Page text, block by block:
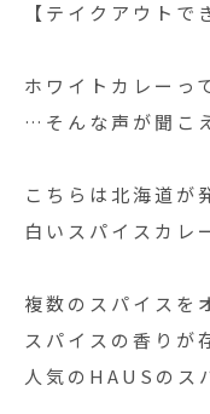
【テイクアウトで
ホワイトカレーっ
…そんな声が聞こ
こちらは北海道が
白いスパイスカレ
複数のスパイスを
スパイスの香りが
人気のHAUSのス